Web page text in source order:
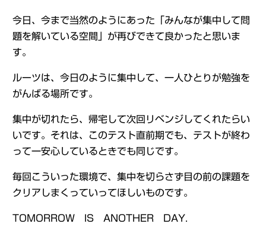
今日、今まで当然のようにあった「みんなが集中して問
題を解いている空間」が再びできて良かったと思いま
す。
ルーツは、今日のように集中して、一人ひとりが勉強を
がんばる場所です。
集中が切れたら、帰宅して次回リベンジしてくれたらい
いです。それは、このテスト直前期でも、テストが終わ
って一安心しているときでも同じです。
毎回こういった環境で、集中を切らさず目の前の課題を
クリアしまくっていってほしいものです。
TOMORROW IS ANOTHER DAY.